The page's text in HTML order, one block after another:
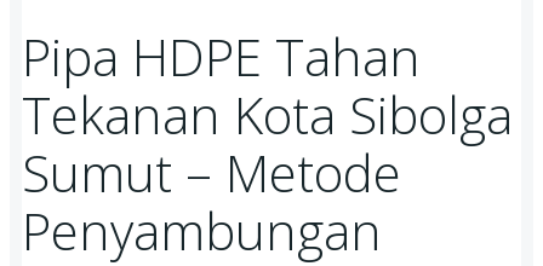
Pipa HDPE Tahan
Tekanan Kota Sibolga
Sumut – Metode
Penyambungan